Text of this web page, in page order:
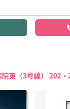
東（3号線） 202